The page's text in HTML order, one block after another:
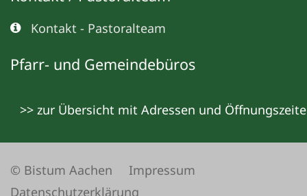
Kontakt - Pastoralteam
Pfarr- und Gemeindebüros
>> zur Übersicht mit Adressen und
© Bistum Aachen
Impressum
Datenschutzerklärung